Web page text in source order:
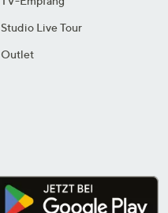
Studio Live Tour
Outlet